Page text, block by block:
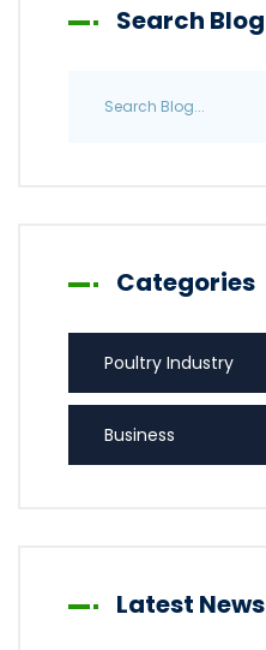
Search Blog
Categories
Poultry Industry
Business
Latest News